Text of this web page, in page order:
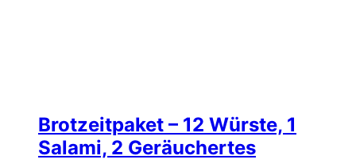
Brotzeitpaket – 12 Würste, 1
Salami, 2 Geräuchertes